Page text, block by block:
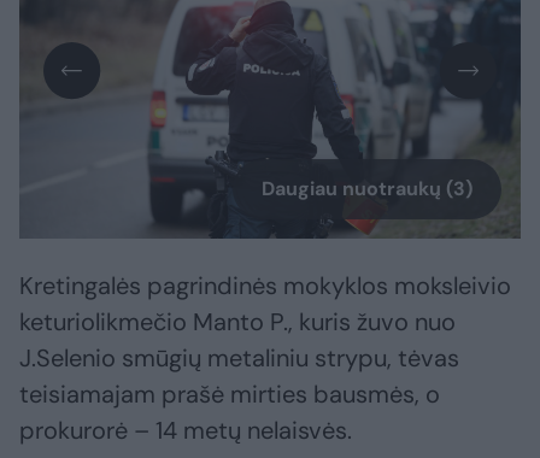
Daugiau nuotraukų (3)
Kretingalės pagrindinės mokyklos moksleivio
keturiolikmečio Manto P., kuris žuvo nuo
J.Selenio smūgių metaliniu strypu, tėvas
teisiamajam prašė mirties bausmės, o
prokurorė – 14 metų nelaisvės.